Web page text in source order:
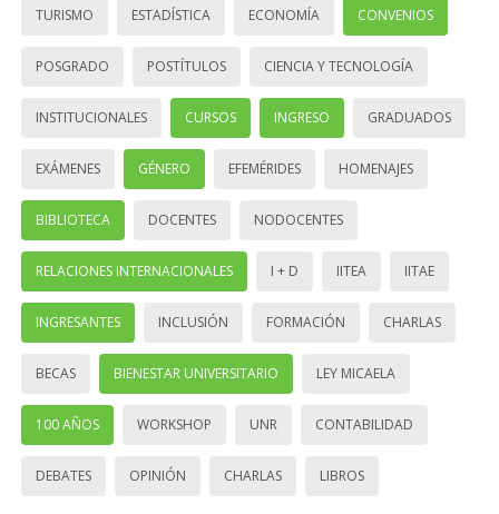
TURISMO ESTADÍSTICA ECONOMÍA CONVENIOS
POSGRADO POSTÍTULOS CIENCIA Y TECNOLOGÍA
INSTITUCIONALES CURSOS INGRESO GRADUADOS
EXÁMENES GÉNERO EFEMÉRIDES HOMENAJES
BIBLIOTECA DOCENTES NODOCENTES
RELACIONES INTERNACIONALES I + D IITEA IITAE
INGRESANTES INCLUSIÓN FORMACIÓN CHARLAS
BECAS BIENESTAR UNIVERSITARIO LEY MICAELA
100 AÑOS WORKSHOP UNR CONTABILIDAD
DEBATES OPINIÓN CHARLAS LIBROS